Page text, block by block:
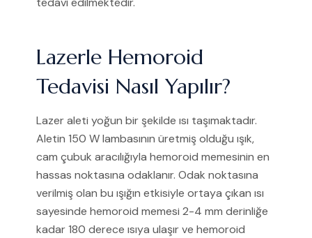
Lazerle Hemoroid
Tedavisi Nasıl Yapılır?
Lazer aleti yoğun bir şekilde ısı taşımaktadır.
Aletin 150 W lambasının üretmiş olduğu ışık,
cam çubuk aracılığıyla hemoroid memesinin en
hassas noktasına odaklanır. Odak noktasına
verilmiş olan bu ışığın etkisiyle ortaya çıkan ısı
sayesinde hemoroid memesi 2-4 mm derinliğe
kadar 180 derece ısıya ulaşır ve hemoroid